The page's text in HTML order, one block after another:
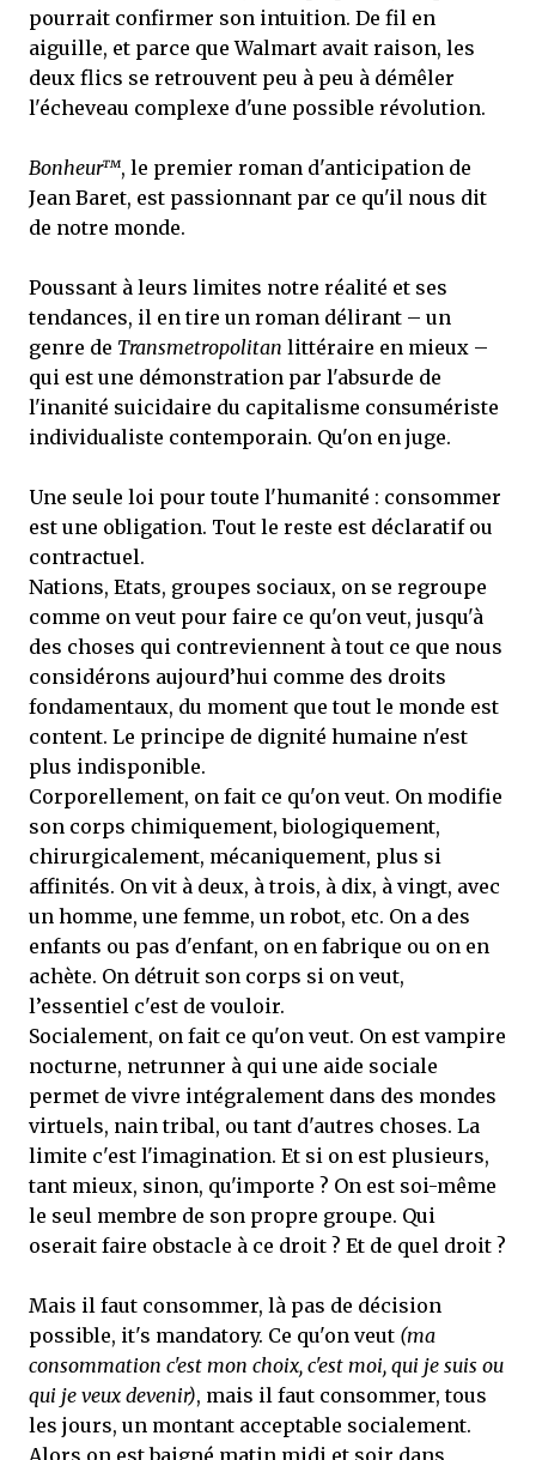
pourrait confirmer son intuition. De fil en
aiguille, et parce que Walmart avait raison, les
deux flics se retrouvent peu à peu à démêler
l'écheveau complexe d'une possible révolution.
Bonheur™, le premier roman d'anticipation de
Jean Baret, est passionnant par ce qu'il nous dit
de notre monde.
Poussant à leurs limites notre réalité et ses
tendances, il en tire un roman délirant – un
genre de Transmetropolitan littéraire en mieux –
qui est une démonstration par l'absurde de
l'inanité suicidaire du capitalisme consumériste
individualiste contemporain. Qu'on en juge.
Une seule loi pour toute l'humanité : consommer
est une obligation. Tout le reste est déclaratif ou
contractuel.
Nations, Etats, groupes sociaux, on se regroupe
comme on veut pour faire ce qu'on veut, jusqu'à
des choses qui contreviennent à tout ce que nous
considérons aujourd’hui comme des droits
fondamentaux, du moment que tout le monde est
content. Le principe de dignité humaine n'est
plus indisponible.
Corporellement, on fait ce qu'on veut. On modifie
son corps chimiquement, biologiquement,
chirurgicalement, mécaniquement, plus si
affinités. On vit à deux, à trois, à dix, à vingt, avec
un homme, une femme, un robot, etc. On a des
enfants ou pas d'enfant, on en fabrique ou on en
achète. On détruit son corps si on veut,
l’essentiel c'est de vouloir.
Socialement, on fait ce qu'on veut. On est vampire
nocturne, netrunner à qui une aide sociale
permet de vivre intégralement dans des mondes
virtuels, nain tribal, ou tant d'autres choses. La
limite c'est l'imagination. Et si on est plusieurs,
tant mieux, sinon, qu'importe ? On est soi-même
le seul membre de son propre groupe. Qui
oserait faire obstacle à ce droit ? Et de quel droit ?
Mais il faut consommer, là pas de décision
possible, it's mandatory. Ce qu'on veut (ma
consommation c'est mon choix, c'est moi, qui je suis ou
qui je veux devenir), mais il faut consommer, tous
les jours, un montant acceptable socialement.
Alors on est baigné matin midi et soir dans